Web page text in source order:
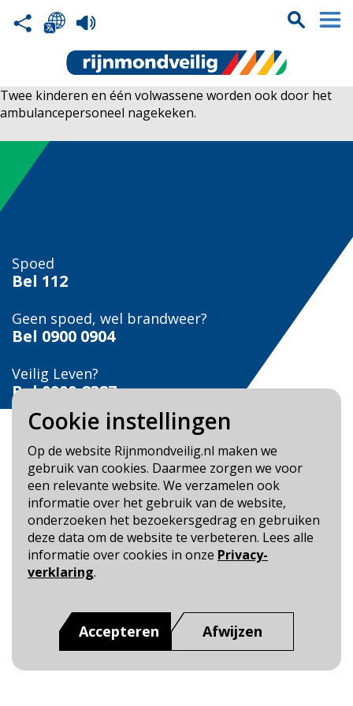
Cookie instellingen
Op de website Rijnmondveilig.nl maken we
gebruik van cookies. Daarmee zorgen we voor
een relevante website. We verzamelen ook
informatie over het gebruik van de website,
onderzoeken het bezoekersgedrag en gebruiken
deze data om de website te verbeteren. Lees alle
informatie over cookies in onze Privacy-
verklaring.
Accepteren Afwijzen
Twee kinderen en één volwassene worden ook door het
ambulancepersoneel nagekeken.
Spoed
Bel 112
Geen spoed, wel brandweer?
Bel 0900 0904
Veilig Leven?
Bel 0900-8387
Blijf op de hoogte
Cookie- en Privacybeleid
Toegankelijkheid